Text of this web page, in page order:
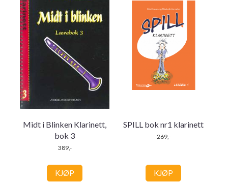
Midt i Blinken Klarinett,
bok 3
389,-
KJØP
SPILL bok nr1 klarinett
269,-
KJØP